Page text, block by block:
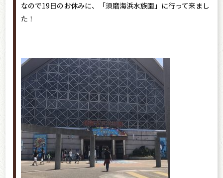
なので19日のお休みに、「須磨海浜水族園」に行って来まし
た！